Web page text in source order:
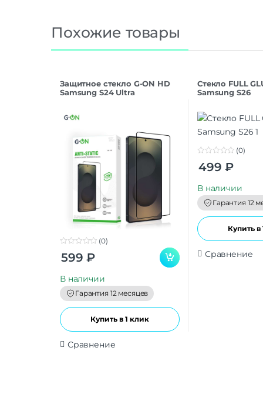
Похожие товары
Защитное стекло G-ON HD
Samsung S24 Ultra
o
o
(0)
599 ₽
В наличии
Гарантия 12 месяцев
Купить в 1 клик
Сравнение
Стекло FULL
Samsung S26
o
o
(0)
499 ₽
В наличии
Гарантия 12
Купить в
Сравнение